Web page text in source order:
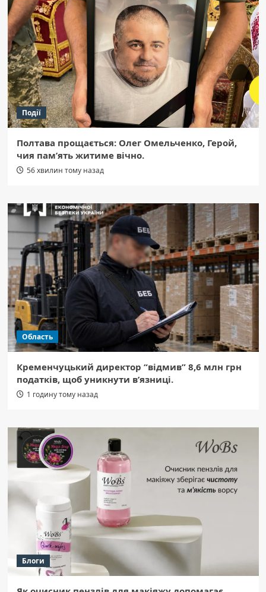
Події
Полтава прощається: Олег Омельченко, Герой,
чия пам’ять житиме вічно.
56 хвилин тому назад
Область
Кременчуцький директор “відмив” 8,6 млн грн
податків, щоб уникнути в’язниці.
1 годину тому назад
Блоги